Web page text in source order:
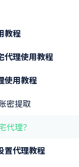
码/修改密码 教程
程
理教程
宅代理教程
程
教程
取/API 提取
代理使用教程
理账密提取/API 提取
住宅代理？
使用教程
密提取
代理？
置代理教程